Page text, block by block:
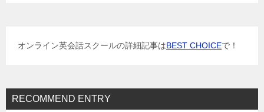
オンライン英会話スクールの詳細記事はBEST CHOICEで！
RECOMMEND ENTRY